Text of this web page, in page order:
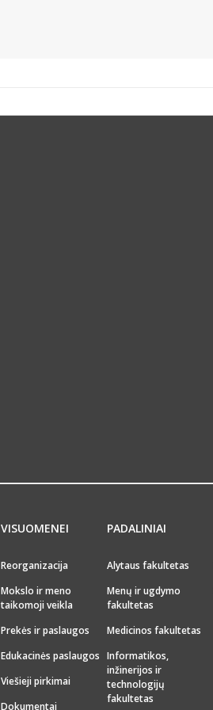
VISUOMENEI
Reorganizacija
Mokslo ir meno
taikomoji veikla
Prekės ir paslaugos
Edukacinės paslaugos
Viešieji pirkimai
Dokumentai
PADALINIAI
Alytaus fakultetas
Menų ir ugdymo
fakultetas
Medicinos fakultetas
Informatikos,
inžinerijos ir
technologijų
fakultetas